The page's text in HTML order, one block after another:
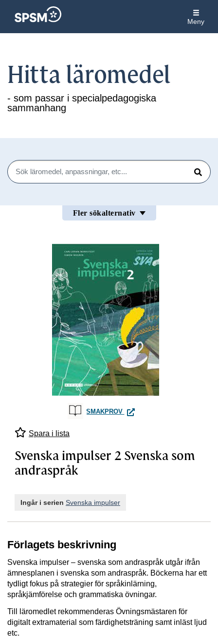
Meny
Hitta läromedel
- som passar i specialpedagogiska
sammanhang
Sök
Sök
Fler sökalternativ
SMAKPROV SVENSKA IMPULSER 2
Spara i lista
Svenska impulser 2 Svenska som
andraspråk
Ingår i serien Svenska impulser
Förlagets beskrivning
Svenska impulser – svenska som andraspråk utgår ifrån
ämnesplanen i svenska som andraspråk. Böckerna har ett
tydligt fokus på strategier för språkinlärning,
språkjämförelse och grammatiska övningar.
Till läromedlet rekommenderas Övningsmästaren för
digitalt extramaterial som färdighetsträning samt inläst ljud
etc.